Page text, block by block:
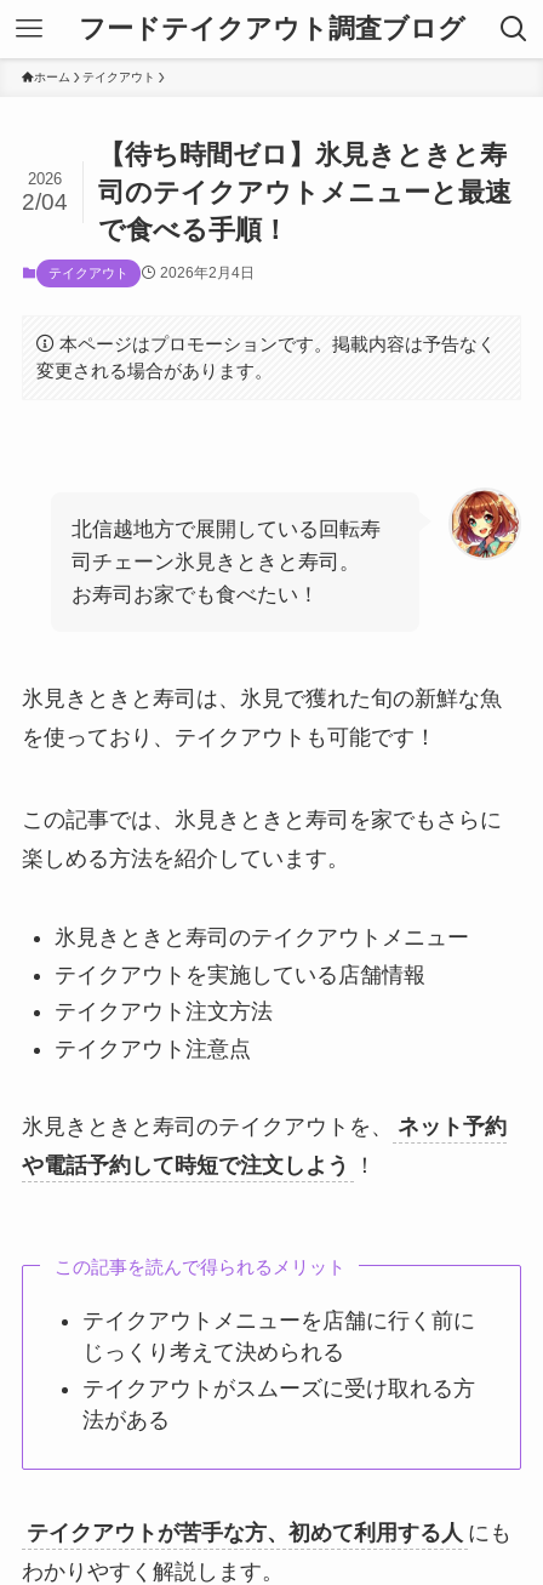
フードテイクアウト調査ブログ
ホーム テイクアウト
【待ち時間ゼロ】氷見きときと寿
司のテイクアウトメニューと最速
で食べる手順！
2026
2/04
テイクアウト 2026年2月4日
本ページはプロモーションです。掲載内容は予告なく
変更される場合があります。
北信越地方で展開している回転寿
司チェーン氷見きときと寿司。
お寿司お家でも食べたい！
氷見きときと寿司は、氷見で獲れた旬の新鮮な魚
を使っており、テイクアウトも可能です！
この記事では、氷見きときと寿司を家でもさらに
楽しめる方法を紹介しています。
氷見きときと寿司のテイクアウトメニュー
テイクアウトを実施している店舗情報
テイクアウト注文方法
テイクアウト注意点
氷見きときと寿司のテイクアウトを、
ネット予約
や電話予約して時短で注文しよう
！
この記事を読んで得られるメリット
テイクアウトメニューを店舗に行く前に
じっくり考えて決められる
テイクアウトがスムーズに受け取れる方
法がある
テイクアウトが苦手な方、初めて利用する人 にも
わかりやすく解説します。